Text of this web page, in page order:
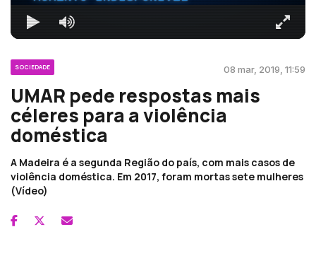
SOCIEDADE 08 mar, 2019, 11:59
UMAR pede respostas mais
céleres para a violência
doméstica
A Madeira é a segunda Região do país, com mais casos de
violência doméstica. Em 2017, foram mortas sete mulheres
(Vídeo)